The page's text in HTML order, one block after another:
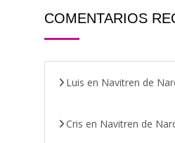
COMENTARIOS
Luis en Navitren de
Cris en Navitren de